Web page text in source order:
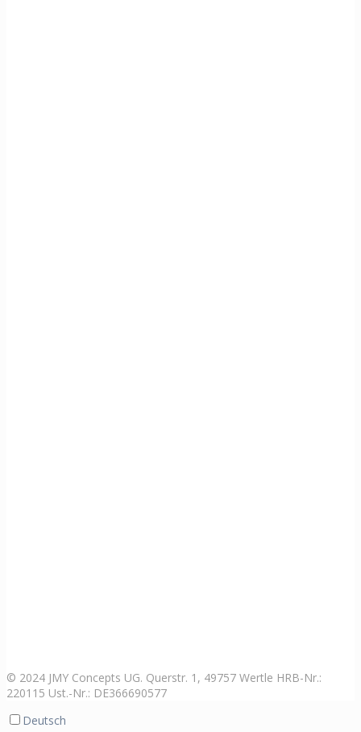
© 2024 JMY Concepts UG. Querstr. 1, 49757 Wertle HRB-Nr.:
220115 Ust.-Nr.: DE366690577
Deutsch